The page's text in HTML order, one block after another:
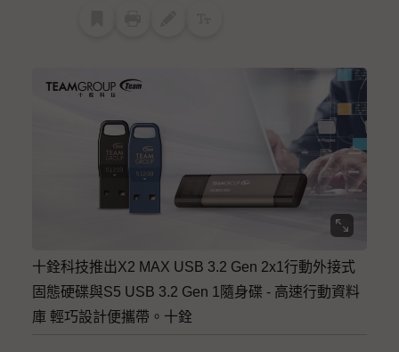
十銓科技推出X2 MAX USB 3.2 Gen 2x1行動外接式
固態硬碟與S5 USB 3.2 Gen 1隨身碟 - 高速行動資料
庫 輕巧設計便攜帶。十銓